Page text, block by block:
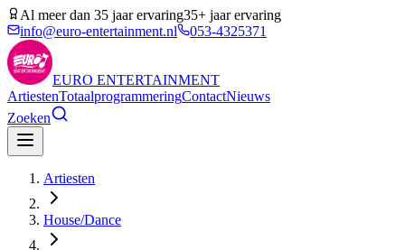
Al meer dan 35 jaar ervaring35+ jaar ervaring
info@euro-entertainment.nl
053-4325371
EURO ENTERTAINMENT
ArtiestenTotaalprogrammeringContactNieuws
Zoeken
Artiesten
House/Dance